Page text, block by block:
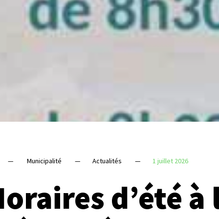
— Municipalité — Actualités — 1 juillet 2026
d’été à